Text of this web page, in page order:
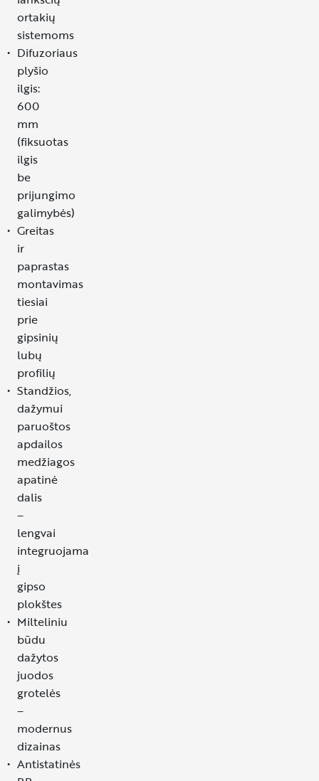
ortakių
sistemoms
Difuzoriaus
plyšio
ilgis:
600
mm
(fiksuotas
ilgis
be
prijungimo
galimybės)
Greitas
ir
paprastas
montavimas
tiesiai
prie
gipsinių
lubų
profilių
Standžios,
dažymui
paruoštos
apdailos
medžiagos
apatinė
dalis
–
lengvai
integruojama
į
gipso
plokštes
Milteliniu
būdu
dažytos
juodos
grotelės
–
modernus
dizainas
Antistatinės